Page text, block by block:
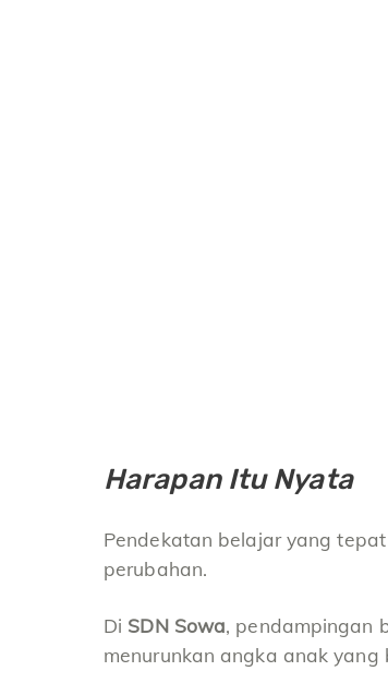
Harapan Itu Nyata
Pendekatan belajar yang
perubahan.
Di SDN Sowa, pendampingan
menurunkan angka anak